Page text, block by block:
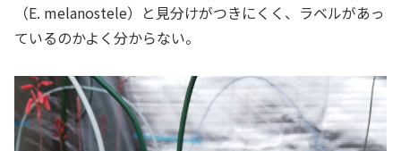
（E. melanostele）と見分けがつきにくく、ラベルがあっ
ているのかよく分からない。